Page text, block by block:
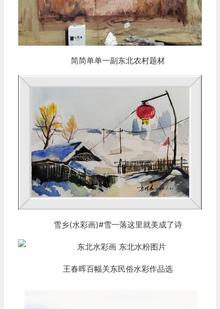
简简单单一副东北农村题材
雪乡(水彩画)#雪一落这里就美成了诗
王春晖百幅关东民俗水彩作品选